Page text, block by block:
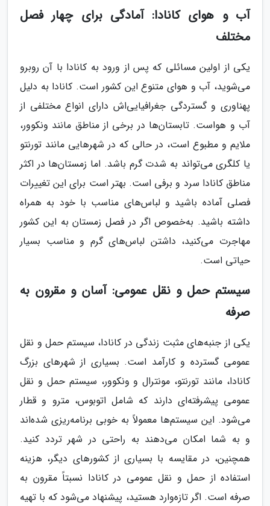
آب و هوای کانادا: آمادگی برای چهار فصل
مختلف
یکی از اولین مسائلی که پس از ورود به کانادا با آن روبرو
می‌شوید، آب و هوای متنوع این کشور است. کانادا به دلیل
پهناوری و گستردگی جغرافیایی‌اش دارای انواع مختلفی از
آب و هواست. تابستان‌ها در برخی از مناطق مانند ونکوور،
ملایم و مطبوع است، در حالی که در شهرهایی مانند تورنتو
یا کلگری می‌تواند به شدت گرم باشد. اما زمستان‌ها در اکثر
مناطق کانادا سرد و برفی است. بهتر است برای این تغییرات
فصلی آماده باشید و لباس‌های مناسب با خود به همراه
داشته باشید. به‌خصوص اگر در فصل زمستان به این کشور
مهاجرت می‌کنید، داشتن لباس‌های گرم و مناسب بسیار
حیاتی است.
سیستم حمل و نقل عمومی: آسان و مقرون به
صرفه
یکی از جنبه‌های مثبت زندگی در کانادا، سیستم حمل و نقل
عمومی گسترده و کارآمد است. بسیاری از شهرهای بزرگ
کانادا، مانند تورنتو، مونترال و ونکوور، سیستم حمل و نقل
عمومی پیشرفته‌ای دارند که شامل اتوبوس، مترو و قطار
می‌شود. این سیستم‌ها معمولاً به خوبی برنامه‌ریزی شده‌اند
و به شما امکان می‌دهند به راحتی در شهر تردد کنید.
همچنین، در مقایسه با بسیاری از کشورهای دیگر، هزینه
استفاده از حمل و نقل عمومی در کانادا نسبتاً مقرون به
صرفه است. اگر تازه‌وارد هستید، پیشنهاد می‌شود که با تهیه